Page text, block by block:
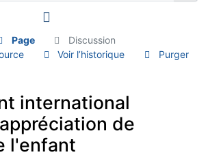
Page
Discussion
Voir l’historique Purger
international
de
l'enfant